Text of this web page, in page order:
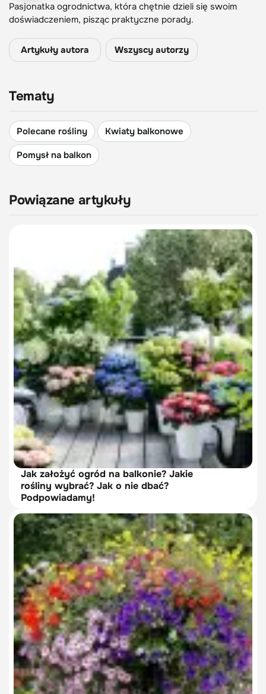
Pasjonatka ogrodnictwa, która chętnie dzieli się swoim
doświadczeniem, pisząc praktyczne porady.
Artykuły autora Wszyscy autorzy
Tematy
Polecane rośliny
Kwiaty balkonowe
Pomysł na balkon
Powiązane artykuły
Jak założyć ogród na balkonie? Jakie
rośliny wybrać? Jak o nie dbać?
Podpowiadamy!